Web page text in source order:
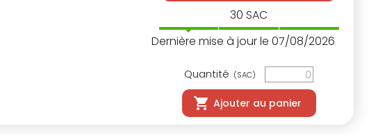
30 SAC
Dernière mise à jour le 07/08/2026
Quantité (SAC)
Ajouter au panier